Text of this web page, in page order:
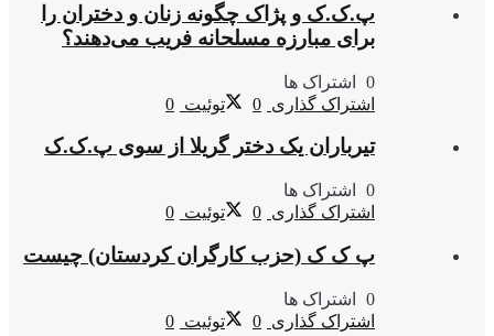
پ.ک.ک و پژاک چگونه زنان و دختران را
برای مبارزه مسلحانه فریب می‌دهند؟
0 اشتراک ها
اشتراک گذاری 0 توئیت 0
تیرباران یک دختر گریلا از سوی پ.ک.ک
0 اشتراک ها
اشتراک گذاری 0 توئیت 0
پ ک ک (حزب کارگران کردستان) چیست
0 اشتراک ها
اشتراک گذاری 0 توئیت 0